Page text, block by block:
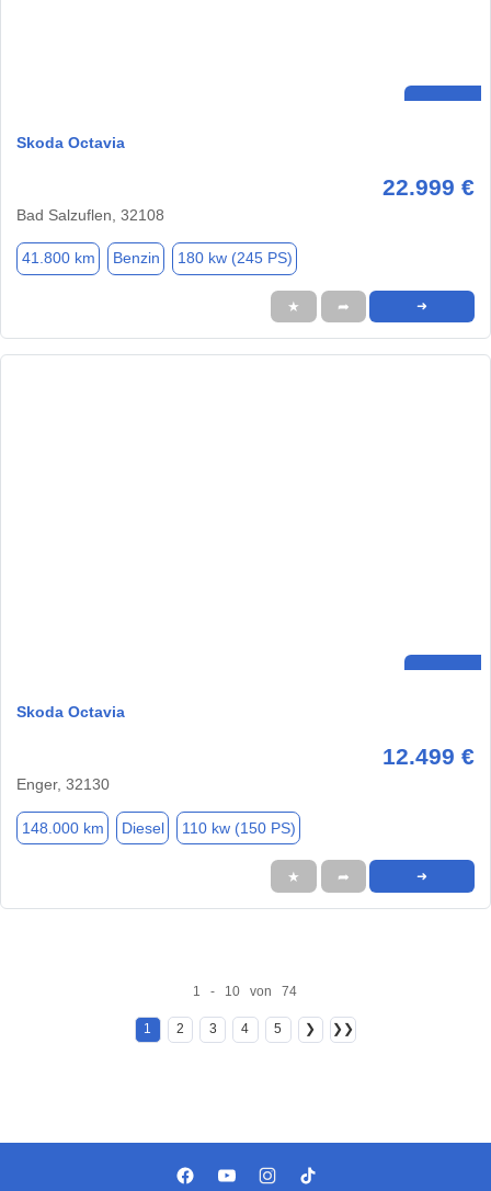
Skoda Octavia
22.999 €
Bad Salzuflen, 32108
41.800 km Benzin 180 kw (245 PS)
★ ➦ ➜
Skoda Octavia
12.499 €
Enger, 32130
148.000 km Diesel 110 kw (150 PS)
★ ➦ ➜
1 - 10 von 74
1 2 3 4 5 ❯ ❯❯